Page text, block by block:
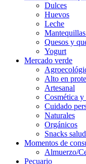
Dulces
Huevos
Leche
Quesos y
Yogurt
Mercado verde
Alto en
Artesanal
Cosmética y
Cuidado
Naturales
Orgánicos
Snacks
Momentos de
Almuerzo/
Pecuario